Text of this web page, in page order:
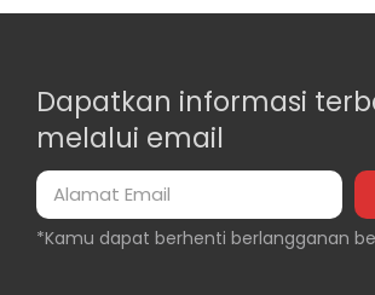
Dapatkan informasi
melalui email
*Kamu dapat berhenti berlangganan